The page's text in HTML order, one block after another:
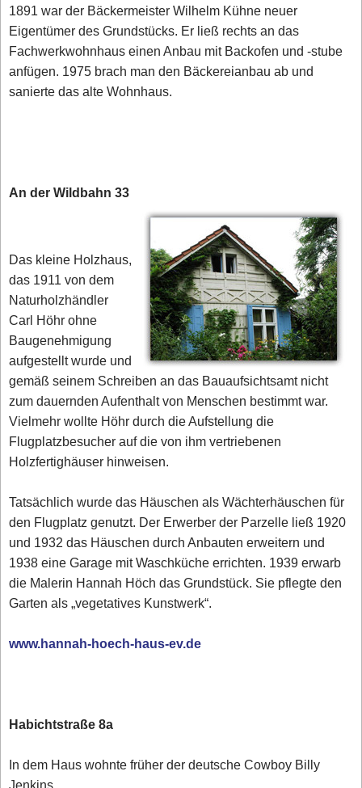
1891 war der Bäckermeister Wilhelm Kühne neuer
Eigentümer des Grundstücks. Er ließ rechts an das
Fachwerkwohnhaus einen Anbau mit Backofen und -stube
anfügen. 1975 brach man den Bäckereianbau ab und
sanierte das alte Wohnhaus.
An der Wildbahn 33
Das kleine Holzhaus,
das 1911 von dem
Naturholzhändler
Carl Höhr ohne
Baugenehmigung
aufgestellt wurde und
gemäß seinem Schreiben an das Bauaufsichtsamt nicht
zum dauernden Aufenthalt von Menschen bestimmt war.
Vielmehr wollte Höhr durch die Aufstellung die
Flugplatzbesucher auf die von ihm vertriebenen
Holzfertighäuser hinweisen.
Tatsächlich wurde das Häuschen als Wächterhäuschen für
den Flugplatz genutzt. Der Erwerber der Parzelle ließ 1920
und 1932 das Häuschen durch Anbauten erweitern und
1938 eine Garage mit Waschküche errichten. 1939 erwarb
die Malerin Hannah Höch das Grundstück. Sie pflegte den
Garten als „vegetatives Kunstwerk“.
www.hannah-hoech-haus-ev.de
Habichtstraße 8a
In dem Haus wohnte früher der deutsche Cowboy Billy